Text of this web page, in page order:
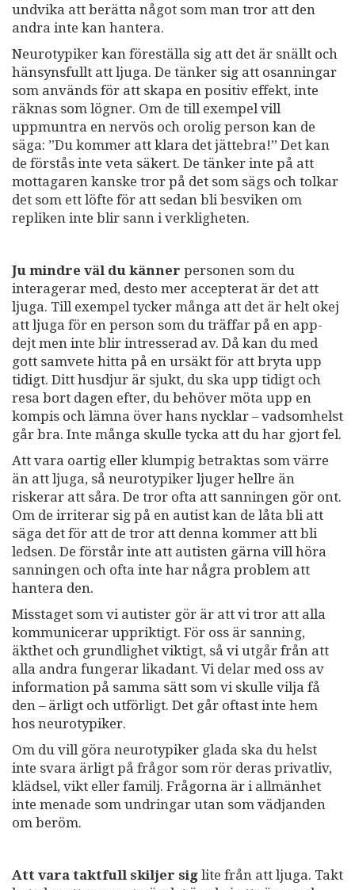
undvika att berätta något som man tror att den
andra inte kan hantera.
Neurotypiker kan föreställa sig att det är snällt och
hänsynsfullt att ljuga. De tänker sig att osanningar
som används för att skapa en positiv effekt, inte
räknas som lögner. Om de till exempel vill
uppmuntra en nervös och orolig person kan de
säga: ”Du kommer att klara det jättebra!” Det kan
de förstås inte veta säkert. De tänker inte på att
mottagaren kanske tror på det som sägs och tolkar
det som ett löfte för att sedan bli besviken om
repliken inte blir sann i verkligheten.
Ju mindre väl du känner personen som du
interagerar med, desto mer accepterat är det att
ljuga. Till exempel tycker många att det är helt okej
att ljuga för en person som du träffar på en app-
dejt men inte blir intresserad av. Då kan du med
gott samvete hitta på en ursäkt för att bryta upp
tidigt. Ditt husdjur är sjukt, du ska upp tidigt och
resa bort dagen efter, du behöver möta upp en
kompis och lämna över hans nycklar – vadsomhelst
går bra. Inte många skulle tycka att du har gjort fel.
Att vara oartig eller klumpig betraktas som värre
än att ljuga, så neurotypiker ljuger hellre än
riskerar att såra. De tror ofta att sanningen gör ont.
Om de irriterar sig på en autist kan de låta bli att
säga det för att de tror att denna kommer att bli
ledsen. De förstår inte att autisten gärna vill höra
sanningen och ofta inte har några problem att
hantera den.
Misstaget som vi autister gör är att vi tror att alla
kommunicerar uppriktigt. För oss är sanning,
äkthet och grundlighet viktigt, så vi utgår från att
alla andra fungerar likadant. Vi delar med oss av
information på samma sätt som vi skulle vilja få
den – ärligt och utförligt. Det går oftast inte hem
hos neurotypiker.
Om du vill göra neurotypiker glada ska du helst
inte svara ärligt på frågor som rör deras privatliv,
klädsel, vikt eller familj. Frågorna är i allmänhet
inte menade som undringar utan som vädjanden
om beröm.
Att vara taktfull skiljer sig lite från att ljuga. Takt